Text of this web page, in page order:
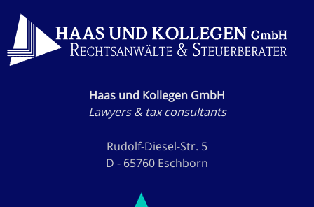
Haas und Kollegen GmbH
Lawyers & tax consultants
Rudolf-Diesel-Str. 5
D - 65760 Eschborn